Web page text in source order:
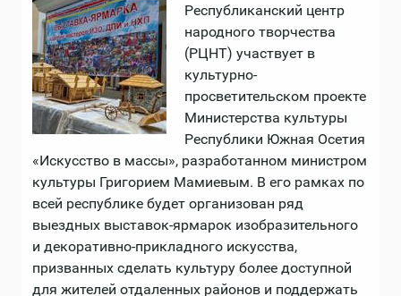
Республиканский центр
народного творчества
(РЦНТ) участвует в
культурно-
просветительском проекте
Министерства культуры
Республики Южная Осетия
«Искусство в массы», разработанном министром
культуры Григорием Мамиевым. В его рамках по
всей республике будет организован ряд
выездных выставок-ярмарок изобразительного
и декоративно-прикладного искусства,
призванных сделать культуру более доступной
для жителей отдаленных районов и поддержать